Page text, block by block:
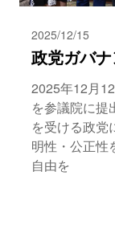
2025/12/15
政党ガバ
2025年12月
を参議院に提
を受ける政党
明性・公正性
自由を